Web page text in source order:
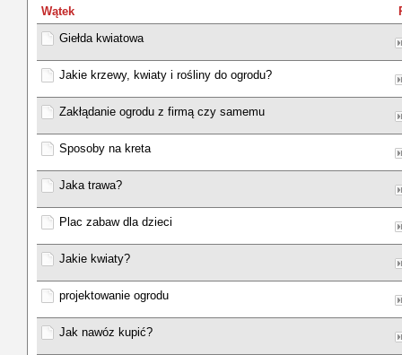
Wątek
Giełda kwiatowa
Jakie krzewy, kwiaty i rośliny do ogrodu?
Zakłądanie ogrodu z firmą czy samemu
Sposoby na kreta
Jaka trawa?
Plac zabaw dla dzieci
Jakie kwiaty?
projektowanie ogrodu
Jak nawóz kupić?